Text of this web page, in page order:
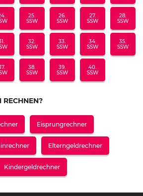
25.
SSW
26.
SSW
27.
SSW
28.
SSW
32.
SSW
33.
SSW
34.
SSW
35.
SSW
38.
SSW
39.
SSW
40.
SSW
RECHNEN?
Eisprungrechner
Elterngeldrechner
Kindergeldrechner